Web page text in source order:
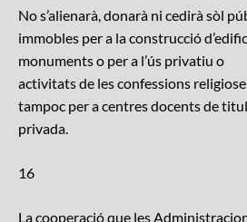
No s’alienarà, donarà ni cedirà sòl
immobles per a la construcció
monuments o per a l’ús privatiu o
activitats de les confessions
tampoc per a centres docents de
privada.
16
La cooperació que les